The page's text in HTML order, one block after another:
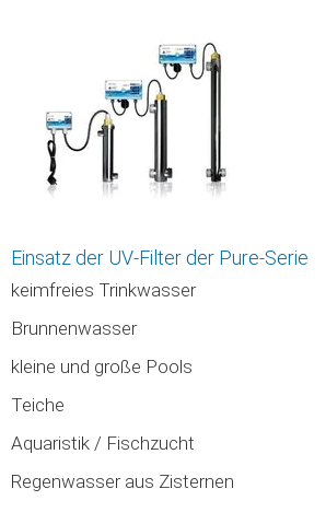
Einsatz der UV-Filter der Pure-Serie
keimfreies Trinkwasser
Brunnenwasser
kleine und große Pools
Teiche
Aquaristik / Fischzucht
Regenwasser aus Zisternen